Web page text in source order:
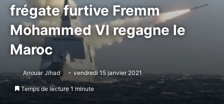
frégate furtive Fremm
Mohammed VI regagne le
Maroc
Anouar Jihad vendredi 15 janvier 2021
Temps de lecture 1 minute